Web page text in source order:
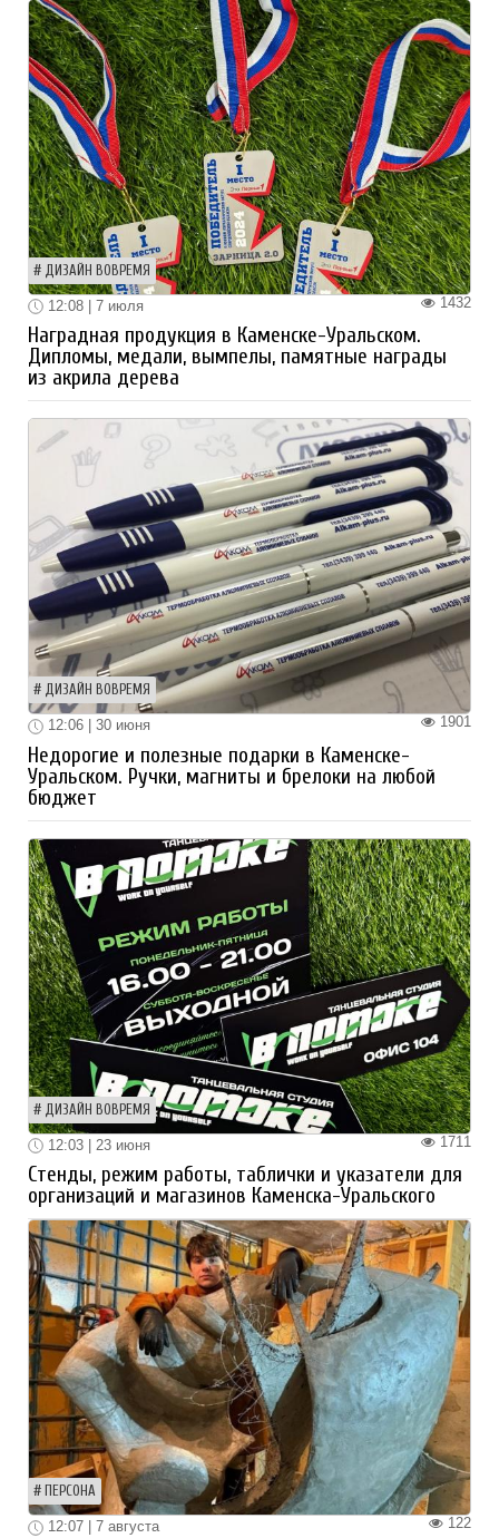
ДИЗАЙН ВОВРЕМЯ
1432
12:08 | 7 июля
Наградная продукция в Каменске-Уральском.
Дипломы, медали, вымпелы, памятные награды
из акрила дерева
ДИЗАЙН ВОВРЕМЯ
1901
12:06 | 30 июня
Недорогие и полезные подарки в Каменске-
Уральском. Ручки, магниты и брелоки на любой
бюджет
ДИЗАЙН ВОВРЕМЯ
1711
12:03 | 23 июня
Стенды, режим работы, таблички и указатели для
организаций и магазинов Каменска-Уральского
ПЕРСОНА
122
12:07 | 7 августа